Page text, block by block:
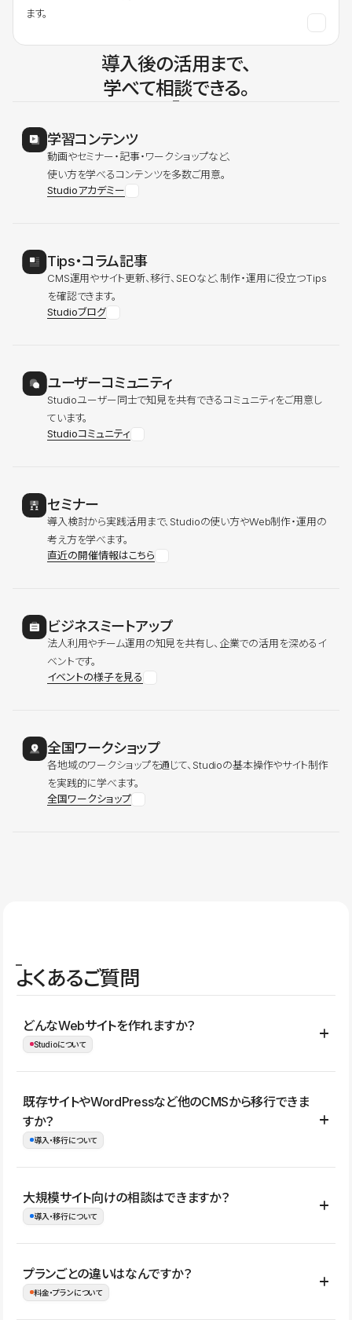
ます。
導入後の活用まで、
学べて相談できる。
学習コンテンツ
動画やセミナー・記事・ワークショップなど、
使い方を学べるコンテンツを多数ご用意。
Studioアカデミー
Tips・コラム記事
CMS運用やサイト更新、移行、SEOなど、制作・運用に役立つTips
を確認できます。
Studioブログ
ユーザーコミュニティ
Studioユーザー同士で知見を共有できるコミュニティをご用意し
ています。
Studioコミュニティ
セミナー
導入検討から実践活用まで、Studioの使い方やWeb制作・運用の
考え方を学べます。
直近の開催情報はこちら
ビジネスミートアップ
法人利用やチーム運用の知見を共有し、企業での活用を深めるイ
ベントです。
イベントの様子を見る
全国ワークショップ
各地域のワークショップを通じて、Studioの基本操作やサイト制作
を実践的に学べます。
全国ワークショップ
よくあるご質問
どんなWebサイトを作れますか？
Studioについて
コーポレートサイト、サービスサイト、LP、採用サイト、ブロ
グ・メディア、イベントサイト、店舗・商品紹介サイト、ポートフ
ォリオなど幅広く制作できます。
既存サイトやWordPressなど他のCMSから移行できま
すか？
導入・移行について
はい。既存サイトの構成やコンテンツ、URLを整理したうえで、
Studio上に再構築する形で移行できます。 WordPressの場合は、
イト全体のデザインや設定がそのまま移行されるわけではないた
め、移行後にページ構成やデザイン、CMS設計、URL・リダイレク
大規模サイト向けの相談はできますか？
導入・移行について
はい。アクセス規模が大きいサイトや、複数部門での運用、権限管
理、セキュリティ確認、既存システムとの連携など、個別の要件が
プランごとの違いはなんですか？
料金・プランについて